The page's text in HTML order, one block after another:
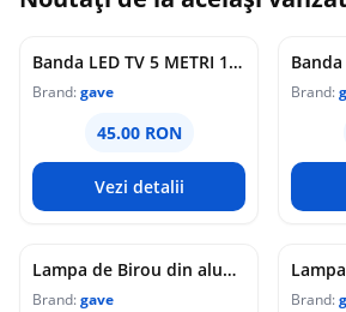
Banda LED TV 5 METRI 16 Culori si Telecomanda
Brand:gave
45.00 RON
Vezi detalii
Brand:
Lampa de Birou din aluminiu LED COBA CB T0004 cu 4 Moduri de Iluminare USB control tactil 4 in 1
Brand:gave Brand: